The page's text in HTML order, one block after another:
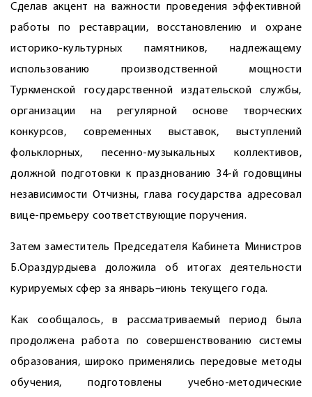
Сделав акцент на важности проведения эффективной
работы по реставрации, восстановлению и охране
историко-культурных памятников, надлежащему
использованию производственной мощности
Туркменской государственной издательской службы,
организации на регулярной основе творческих
конкурсов, современных выставок, выступлений
фольклорных, песенно-музыкальных коллективов,
должной подготовки к празднованию 34-й годовщины
независимости Отчизны, глава государства адресовал
вице-премьеру соответствующие поручения.
Затем заместитель Председателя Кабинета Министров
Б.Ораздурдыева доложила об итогах деятельности
курируемых сфер за январь–июнь текущего года.
Как сообщалось, в рассматриваемый период была
продолжена работа по совершенствованию системы
образования, широко применялись передовые методы
обучения, подготовлены учебно-методические